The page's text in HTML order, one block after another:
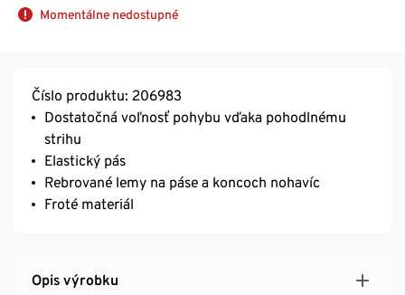
Momentálne nedostupné
Číslo produktu: 206983
Dostatočná voľnosť pohybu vďaka pohodlnému
strihu
Elastický pás
Rebrované lemy na páse a koncoch nohavíc
Froté materiál
Opis výrobku